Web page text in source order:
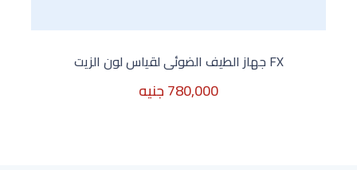
FX جهاز الطيف الضوئى لقياس لون الزيت
780,000 جنيه